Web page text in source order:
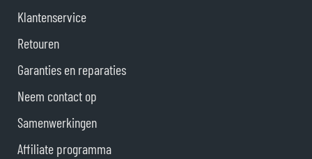
Klantenservice
Retouren
Garanties en reparaties
Neem contact op
Samenwerkingen
Affiliate programma